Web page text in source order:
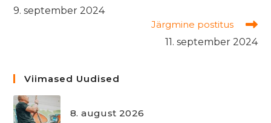
articles
9. september 2024
Järgmine postitus
11. september 2024
Viimased Uudised
8. august 2026